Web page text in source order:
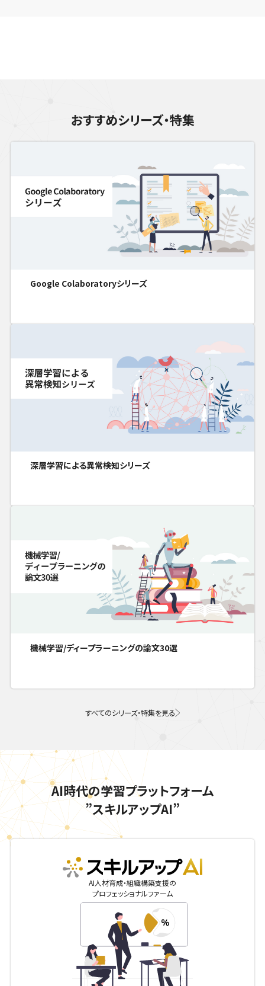
おすすめシリーズ・特集
Google Colaboratoryシリーズ
深層学習による異常検知シリーズ
機械学習/ディープラーニングの論文30選
すべてのシリーズ・特集を見る
AI時代の学習プラットフォーム
”スキルアップAI”
skillupai
AI人材育成・組織構築支援の
プロフェッショナルファーム